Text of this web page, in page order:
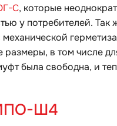
С, которые
у потребителей. Так
в том числе
была свободна, и
МПО-Ш4